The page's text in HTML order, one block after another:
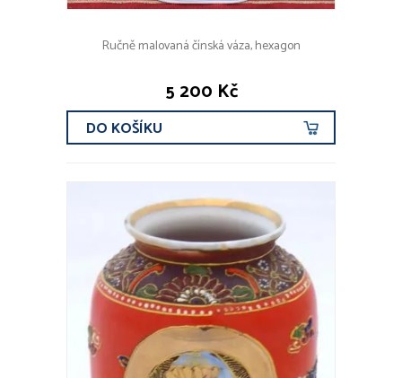
Ručně malovaná čínská váza, hexagon
5 200 Kč
DO KOŠÍKU